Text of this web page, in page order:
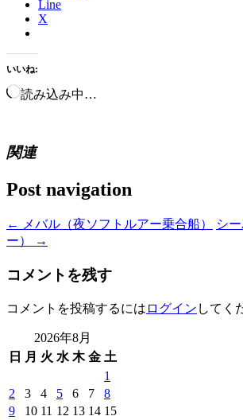
Line
X
いいね:
読み込み中…
関連
Post navigation
← メバル（夜ソフトルアー乗合船）
シ
ー）
→
コメントを残す
コメントを投稿するには ログイン してく
2026年8月
日
月 火 水 木 金 土
1
2
3 4 5 6 7
8
9
10 11 12 13 14 15